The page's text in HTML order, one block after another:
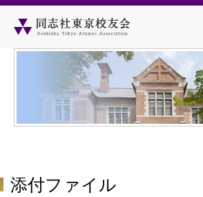
添付ファイル